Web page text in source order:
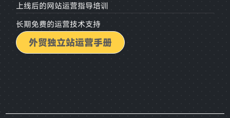
上线后的网站运营指导培训
长期免费的运营技术支持
外贸独立站运营手册